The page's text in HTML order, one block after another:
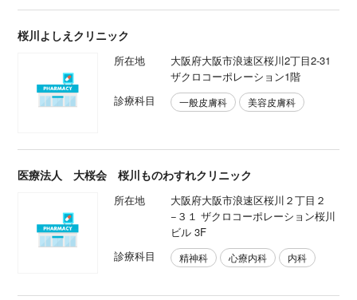
桜川よしえクリニック
所在地
大阪府大阪市浪速区桜川2丁目2-31
ザクロコーポレーション1階
診療科目
一般皮膚科 美容皮膚科
医療法人 大桜会 桜川ものわすれクリニック
所在地
大阪府大阪市浪速区桜川２丁目２
−３１ ザクロコーポレーション桜川
ビル 3F
診療科目
精神科 心療内科 内科